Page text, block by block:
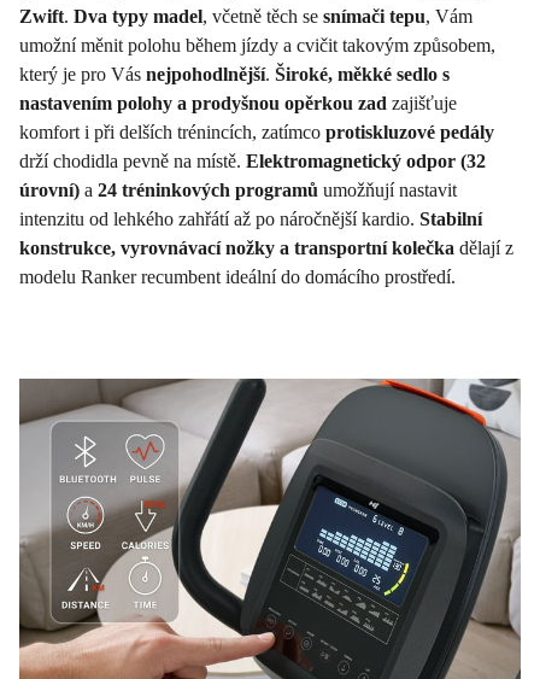
Zwift. Dva typy madel, včetně těch se snímači tepu, Vám
umožní měnit polohu během jízdy a cvičit takovým způsobem,
který je pro Vás nejpohodlnější. Široké, měkké sedlo s
nastavením polohy a prodyšnou opěrkou zad zajišťuje
komfort i při delších trénincích, zatímco protiskluzové pedály
drží chodidla pevně na místě. Elektromagnetický odpor (32
úrovní) a 24 tréninkových programů umožňují nastavit
intenzitu od lehkého zahřátí až po náročnější kardio. Stabilní
konstrukce, vyrovnávací nožky a transportní kolečka dělají z
modelu Ranker recumbent ideální do domácího prostředí.